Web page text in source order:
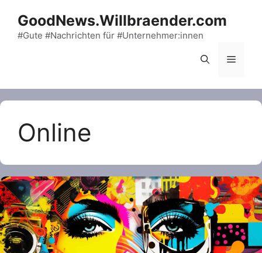
content
GoodNews.Willbraender.com
#Gute #Nachrichten für #Unternehmer:innen
Menu
Online